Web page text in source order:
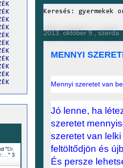
Keresés:
2013. október 9., szerda
MENNYI
Mennyi szeretet van
Jó lenne, ha
szeretet
szeretet van
feltöltődjön és
És persze
"Dr.
" 3